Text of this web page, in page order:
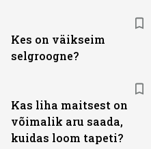
Kes on väikseim
selgroogne?
Kas liha maitsest on
võimalik aru saada,
kuidas loom tapeti?